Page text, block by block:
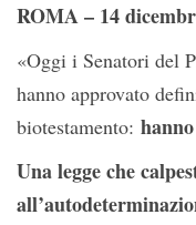
ROMA – 14
«Oggi i Senatori del
hanno approvato
biotestamento:
Una legge che